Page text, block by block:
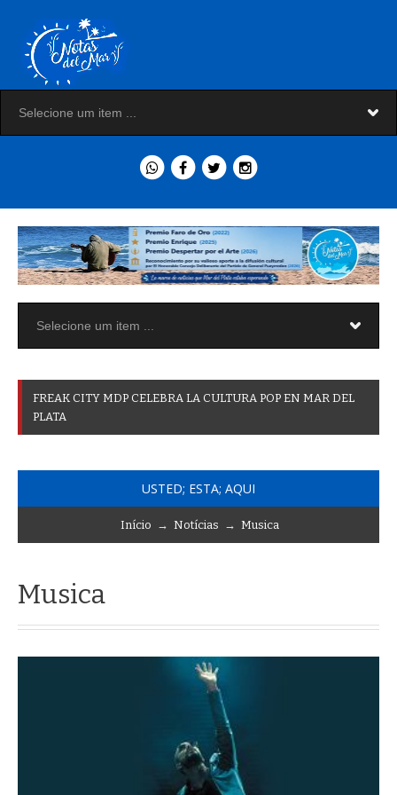
FREAK CITY MDP CELEBRA LA CULTURA POP EN MAR DEL
PLATA
USTED; ESTA; AQUI
Início → Notícias → Musica
Musica